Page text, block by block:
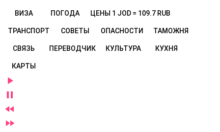
ВИЗА ПОГОДА ЦЕНЫ 1 JOD = 109.7 RUB
ТРАНСПОРТ СОВЕТЫ ОПАСНОСТИ ТАМОЖНЯ
СВЯЗЬ ПЕРЕВОДЧИК КУЛЬТУРА КУХНЯ
КАРТЫ



